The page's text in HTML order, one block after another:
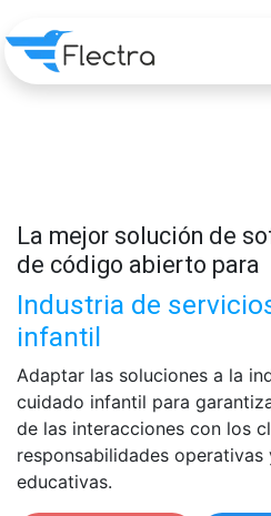
La mejor solución de
de código abierto para
Industria de
infantil
Adaptar las soluciones a la
cuidado infantil para
de las interacciones con los
responsabilidades
educativas.